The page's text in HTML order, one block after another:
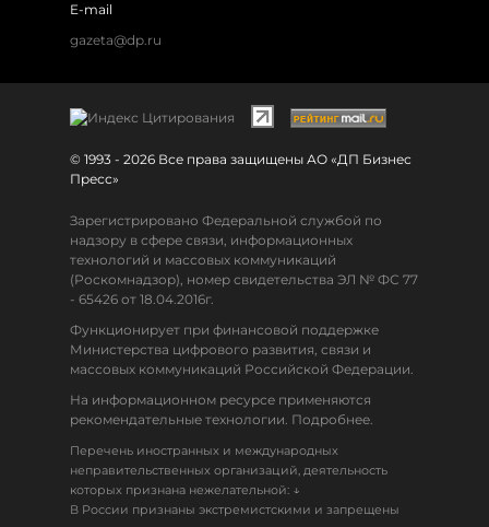
E-mail
gazeta@dp.ru
© 1993 - 2026 Все права защищены АО «ДП Бизнес
Пресс»
Зарегистрировано Федеральной службой по
надзору в сфере связи, информационных
технологий и массовых коммуникаций
(Роскомнадзор), номер свидетельства ЭЛ № ФС 77
- 65426 от 18.04.2016г.
Функционирует при финансовой поддержке
Министерства цифрового развития, связи и
массовых коммуникаций Российской Федерации.
На информационном ресурсе применяются
рекомендательные технологии. Подробнее.
Перечень иностранных и международных
неправительственных организаций, деятельность
которых признана нежелательной: ↓
В России признаны экстремистскими и запрещены